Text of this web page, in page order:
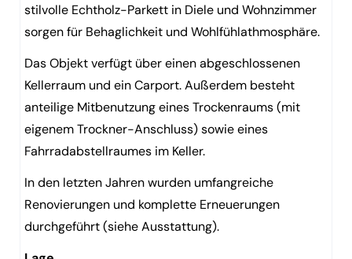
stilvolle Echtholz-Parkett in Diele und Wohnzimmer
sorgen für Behaglichkeit und Wohlfühlathmosphäre.
Das Objekt verfügt über einen abgeschlossenen
Kellerraum und ein Carport. Außerdem besteht
anteilige Mitbenutzung eines Trockenraums (mit
eigenem Trockner-Anschluss) sowie eines
Fahrradabstellraumes im Keller.
In den letzten Jahren wurden umfangreiche
Renovierungen und komplette Erneuerungen
durchgeführt (siehe Ausstattung).